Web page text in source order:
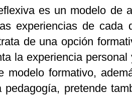
es un modelo de
experiencias de
de una opción
la experiencia
modelo formativo,
pedagogía, pretende